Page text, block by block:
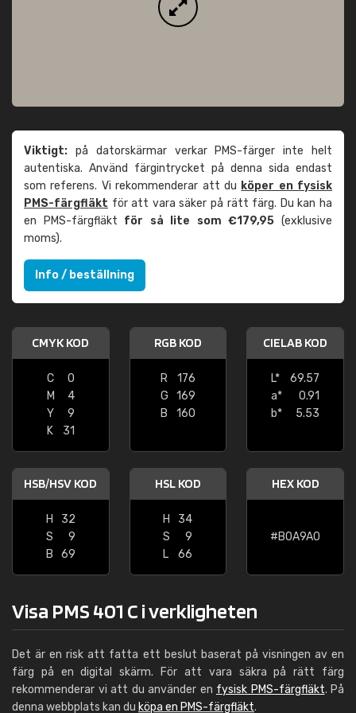
Viktigt: på datorskärmar verkar PMS-färger inte helt
autentiska. Använd färgintrycket på denna sida endast
som referens. Vi rekommenderar att du köper en fysisk
PMS-färgfläkt för att vara säker på rätt färg. Du kan ha
en PMS-färgfläkt för så lite som €179,95 (exklusive
moms).
Info / beställning
CMYK KOD
C
0
M
4
Y
9
K
31
RGB KOD
R
176
G
169
B
160
CIELAB KOD
L*
69.57
a*
0.91
b*
5.53
HSB/HSV KOD
H
32
S
9
B
69
HSL KOD
H
34
S
9
L
66
HEX KOD
#B0A9A0
Visa PMS 401 C i verkligheten
Det är en risk att fatta ett beslut baserat på visningen av en
färg på en digital skärm. För att vara säkra på rätt färg
rekommenderar vi att du använder en fysisk PMS-färgfläkt. På
denna webbplats kan du köpa en PMS-färgfläkt.